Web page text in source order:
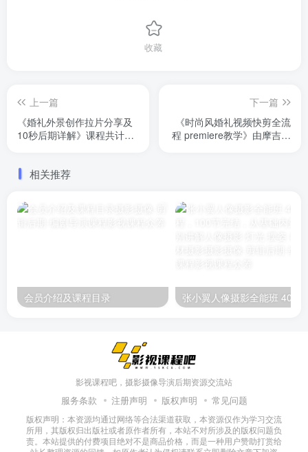
收藏
上一篇
《婚礼外景创作拉片分享及
10秒后期详解》课程共计5
钟小短片制作方法
下一篇
《时尚风婚礼视频快剪全流
程 premiere教学》由摩吉影
相关推荐
会员介绍及课程目录
影视课程吧，摄影摄像导演后期资源交流站
服务条款 注册声明 版权声明 常见问题
版权声明：本资源均通过网络等合法渠道获取，本资源仅作为学习交流
所用，其版权归出版社或者原作者所有，本站不对所涉及的版权问题负
责。本站提供的付费项目绝对不是商品价格，而是一种用户赞助打赏给